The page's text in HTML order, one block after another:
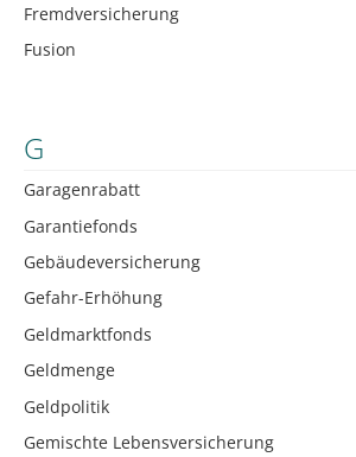
Fremdversicherung
Fusion
G
Garagenrabatt
Garantiefonds
Gebäudeversicherung
Gefahr-Erhöhung
Geldmarktfonds
Geldmenge
Geldpolitik
Gemischte Lebensversicherung